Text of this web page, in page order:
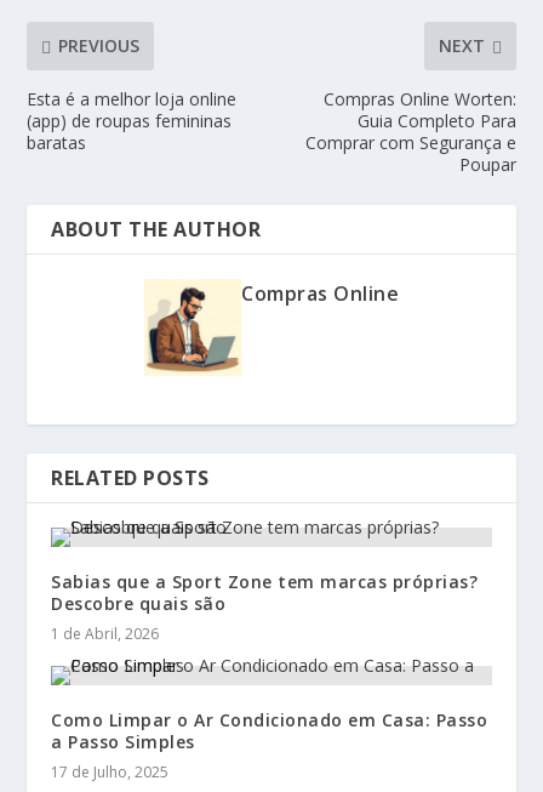
PREVIOUS
Esta é a melhor loja online
(app) de roupas femininas
baratas
NEXT
Compras Online Worten:
Guia Completo Para
Comprar com Segurança e
Poupar
ABOUT THE AUTHOR
Compras Online
RELATED POSTS
Sabias que a Sport Zone tem marcas próprias?
Descobre quais são
1 de Abril, 2026
Como Limpar o Ar Condicionado em Casa: Passo
a Passo Simples
17 de Julho, 2025